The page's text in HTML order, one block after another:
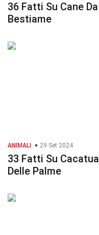
36 Fatti Su Cane Da
Bestiame
ANIMALI 29 Set 2024
33 Fatti Su Cacatua
Delle Palme